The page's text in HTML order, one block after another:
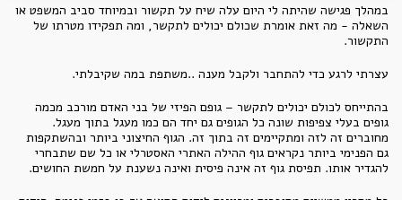
במהלך פגישה שהיתה לי היום עלה שיח על תקשור ובמיוחד סביב המשפט או
השאלה - מה זאת אומרת שכולם יכולים לתקשר, ומה תפקידו מטרתו של
התקשור.
עצרתי לרגע כדי להתחבר ולקבל מענה ..משתפת במה שקיבלתי.
בהתייחס לכולם יכולים לתקשר – גופם הפיזי של בני האדם מורכב מכמה
גופים בעלי צפיפות שונה כל הגופים גם יחד הם כמו מעגל בתוך מעגל.
מחוברים זה לזה ומתקיימים זה בתוך זה. הגוף החיצוני ביותר ובהשתקפות
גם הפנימי ביותר נקראים גוף ההילה האתרי האסטרלי או כל שם שתבחרי
להגדיר אותו. תפיסת גוף זה אינה פיסית ואינה נשענת על חמשת החושים.